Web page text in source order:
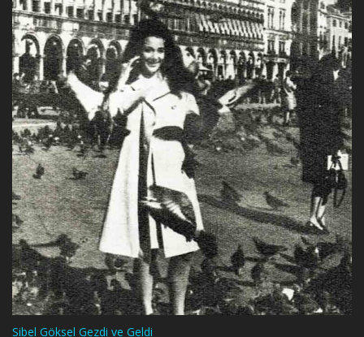
Sibel Göksel Gezdi ve Geldi